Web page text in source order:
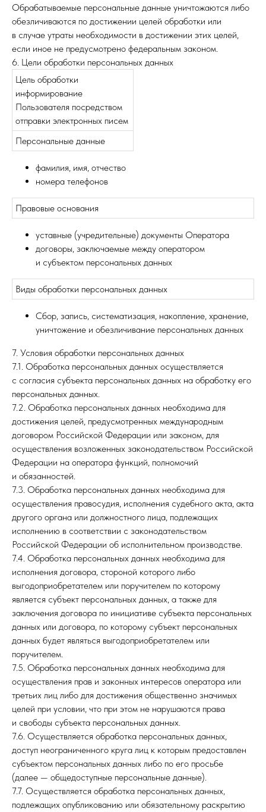
Обрабатываемые персональные данные уничтожаются либо
обезличиваются по достижении целей обработки или
в случае утраты необходимости в достижении этих целей,
если иное не предусмотрено федеральным законом.
6. Цели обработки персональных данных
Цель обработки
информирование
Пользователя посредством
отправки электронных писем
Персональные данные
фамилия, имя, отчество
номера телефонов
Правовые основания
уставные (учредительные) документы Оператора
договоры, заключаемые между оператором
и субъектом персональных данных
Виды обработки персональных данных
Сбор, запись, систематизация, накопление, хранение,
уничтожение и обезличивание персональных данных
7. Условия обработки персональных данных
7.1. Обработка персональных данных осуществляется
с согласия субъекта персональных данных на обработку его
персональных данных.
7.2. Обработка персональных данных необходима для
достижения целей, предусмотренных международным
договором Российской Федерации или законом, для
осуществления возложенных законодательством Российской
Федерации на оператора функций, полномочий
и обязанностей.
7.3. Обработка персональных данных необходима для
осуществления правосудия, исполнения судебного акта, акта
другого органа или должностного лица, подлежащих
исполнению в соответствии с законодательством
Российской Федерации об исполнительном производстве.
7.4. Обработка персональных данных необходима для
исполнения договора, стороной которого либо
выгодоприобретателем или поручителем по которому
является субъект персональных данных, а также для
заключения договора по инициативе субъекта персональных
данных или договора, по которому субъект персональных
данных будет являться выгодоприобретателем или
поручителем.
7.5. Обработка персональных данных необходима для
осуществления прав и законных интересов оператора или
третьих лиц либо для достижения общественно значимых
целей при условии, что при этом не нарушаются права
и свободы субъекта персональных данных.
7.6. Осуществляется обработка персональных данных,
доступ неограниченного круга лиц к которым предоставлен
субъектом персональных данных либо по его просьбе
(далее — общедоступные персональные данные).
7.7. Осуществляется обработка персональных данных,
подлежащих опубликованию или обязательному раскрытию